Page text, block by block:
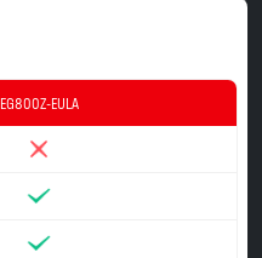
EG800Z-EULA